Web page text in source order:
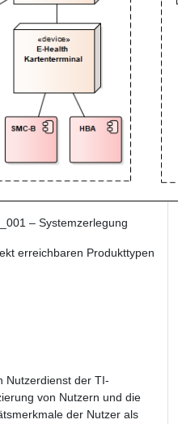
– Systemzerlegung
erreichbaren Produkttypen
Nutzerdienst der TI-
von Nutzern und die
der Nutzer als